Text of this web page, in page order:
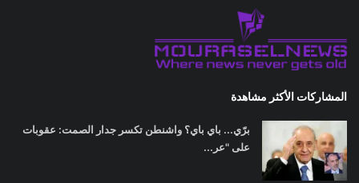
المشاركات الأكثر مشاهدة
برّي... باي باي؟ واشنطن تكسر جدار الصمت: عقوبات
على "عر...